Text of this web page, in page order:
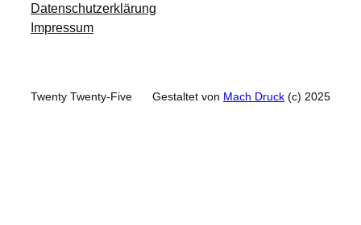
Datenschutzerklärung
Impressum
Twenty Twenty-Five Gestaltet von Mach Druck (c) 2025